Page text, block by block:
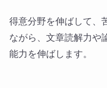
得意分野を伸ばして、
ながら、文章読解力や
能力を伸ばします。